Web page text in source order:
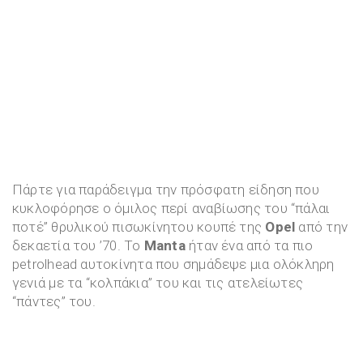
Πάρτε για παράδειγμα την πρόσφατη είδηση που
κυκλοφόρησε ο όμιλος περί αναβίωσης του “πάλαι
ποτέ” θρυλικού πισωκίνητου κουπέ της Opel από την
δεκαετία του ’70. Το Manta ήταν ένα από τα πιο
petrolhead αυτοκίνητα που σημάδεψε μια ολόκληρη
γενιά με τα “κολπάκια” του και τις ατελείωτες
“πάντες” του.